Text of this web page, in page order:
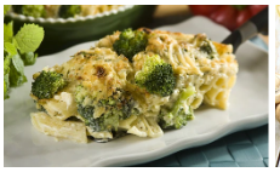
nieskompli...